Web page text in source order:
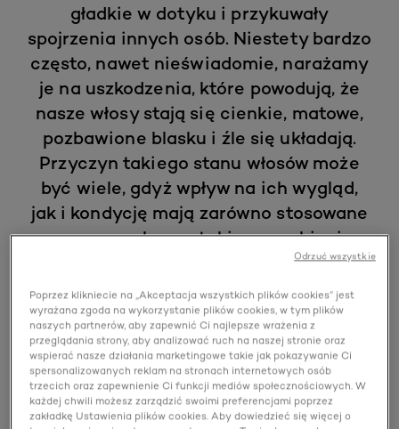
gładkie w dotyku i przykuwały
spojrzenia innych osób. Niestety bardzo
często, nawet nieświadomie, narażamy
je na uszkodzenia, które powodują, że
nasze włosy stają się cienkie, matowe,
pozbawione blasku i źle się układają.
Przyczyn takiego stanu włosów może
być wiele, gdyż wpływ na ich wygląd,
jak i kondycję mają zarówno stosowane
przez nas kosmetyki oraz zabiegi
stylizujące, jak i nasz stan zdrowia.
Poznaj przyczyny zniszczonych oraz
cienkich włosów i dowiedz się, jak
skutecznie poprawić ich wygląd
Sierpnia 20, 2021
Poprzez klikniecie na „Akceptacja wszystkich plików cookies” jest
wyrażana zgoda na wykorzystanie plików cookies, w tym plików
naszych partnerów, aby zapewnić Ci najlepsze wrażenia z
przeglądania strony, aby analizować ruch na naszej stronie oraz
wspierać nasze działania marketingowe takie jak pokazywanie Ci
spersonalizowanych reklam na stronach internetowych osób
trzecich oraz zapewnienie Ci funkcji mediów społecznościowych. W
każdej chwili możesz zarządzić swoimi preferencjami poprzez
zakładkę Ustawienia plików cookies. Aby dowiedzieć się więcej o
Odrzuć wszystkie